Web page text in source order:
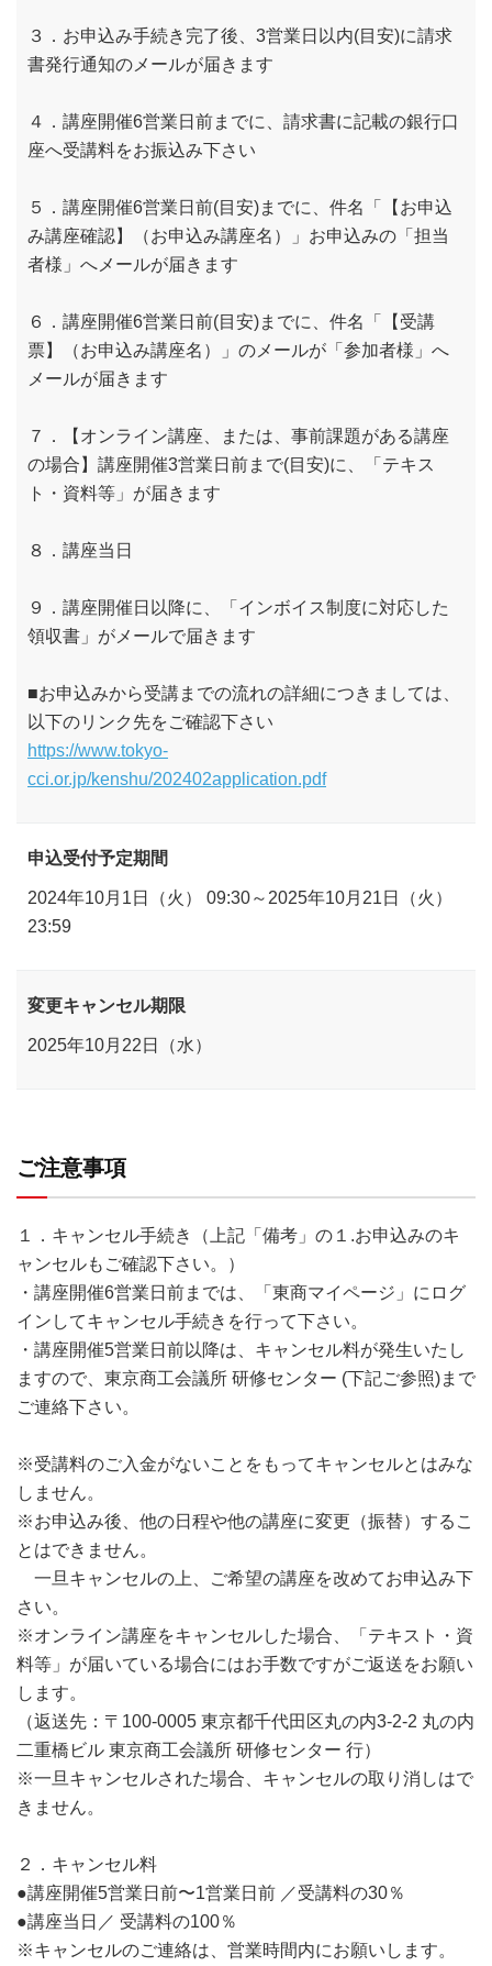
３．お申込み手続き完了後、3営業日以内(目安)に請求
書発行通知のメールが届きます
４．講座開催6営業日前までに、請求書に記載の銀行口
座へ受講料をお振込み下さい
５．講座開催6営業日前(目安)までに、件名「【お申込
み講座確認】（お申込み講座名）」お申込みの「担当
者様」へメールが届きます
６．講座開催6営業日前(目安)までに、件名「【受講
票】（お申込み講座名）」のメールが「参加者様」へ
メールが届きます
７．【オンライン講座、または、事前課題がある講座
の場合】講座開催3営業日前まで(目安)に、「テキス
ト・資料等」が届きます
８．講座当日
９．講座開催日以降に、「インボイス制度に対応した
領収書」がメールで届きます
■お申込みから受講までの流れの詳細につきましては、
以下のリンク先をご確認下さい
https://www.tokyo-
cci.or.jp/kenshu/202402application.pdf
申込受付予定期間
2024年10月1日（火） 09:30～2025年10月21日（火）
23:59
変更キャンセル期限
2025年10月22日（水）
ご注意事項
１．キャンセル手続き（上記「備考」の１.お申込みのキ
ャンセルもご確認下さい。）
・講座開催6営業日前までは、「東商マイページ」にログ
インしてキャンセル手続きを行って下さい。
・講座開催5営業日前以降は、キャンセル料が発生いたし
ますので、東京商工会議所 研修センター (下記ご参照)まで
ご連絡下さい。
※受講料のご入金がないことをもってキャンセルとはみな
しません。
※お申込み後、他の日程や他の講座に変更（振替）するこ
とはできません。
一旦キャンセルの上、ご希望の講座を改めてお申込み下
さい。
※オンライン講座をキャンセルした場合、「テキスト・資
料等」が届いている場合にはお手数ですがご返送をお願い
します。
（返送先：〒100-0005 東京都千代田区丸の内3-2-2 丸の内
二重橋ビル 東京商工会議所 研修センター 行）
※一旦キャンセルされた場合、キャンセルの取り消しはで
きません。
２．キャンセル料
●講座開催5営業日前〜1営業日前 ／受講料の30％
●講座当日／ 受講料の100％
※キャンセルのご連絡は、営業時間内にお願いします。